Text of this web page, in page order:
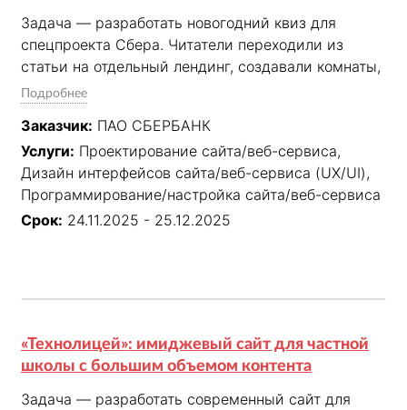
Задача — разработать новогодний квиз для
спецпроекта Сбера. Читатели переходили из
статьи на отдельный лендинг, создавали комнаты,
приглашали друзей по ссылке.
✓ Спроектировали механику квиза.
✓ Настроили синхронную игру для 2–10
участников
✓ Вопросы, таймер и результаты одновременно
отображались у всех игроков
✓ Продумали атмосферный новогодний дизайн с
000+ уникальных прочтени в медиа «Сноб»
Подробнее
Заказчик: ПАО СБЕРБАНК
Услуги: Проектирование сайта/веб-сервиса,
Дизайн интерфейсов сайта/веб-сервиса (UX/UI),
Программирование/настройка сайта/веб-сервиса
Срок: 24.11.2025 - 25.12.2025
«Технолицей»: имиджевый сайт для частной
школы с большим объемом контента
Задача — разработать современный сайт для